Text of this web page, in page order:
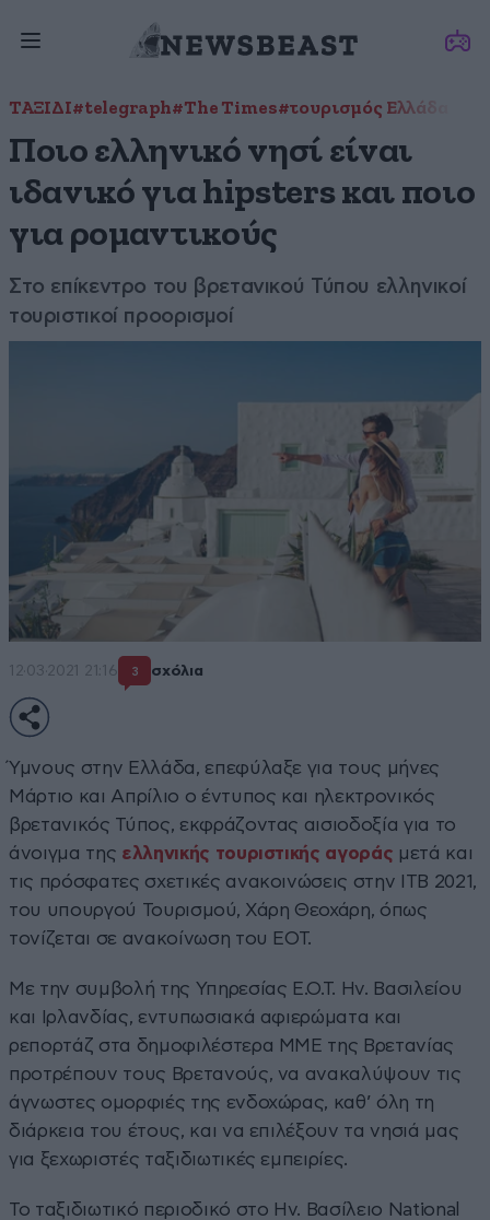
ΤΑΞΙΔΙ#telegraph#The Times#τουρισμός Ελλάδα
Ποιο ελληνικό νησί είναι
ιδανικό για hipsters και ποιο
για ρομαντικούς
Στο επίκεντρο του βρετανικού Τύπου ελληνικοί
τουριστικοί προορισμοί
12·03·2021 21:16 3 σχόλια
Ύμνους στην Ελλάδα, επεφύλαξε για τους μήνες
Μάρτιο και Απρίλιο ο έντυπος και ηλεκτρονικός
βρετανικός Τύπος, εκφράζοντας αισιοδοξία για το
άνοιγμα της ελληνικής τουριστικής αγοράς μετά και
τις πρόσφατες σχετικές ανακοινώσεις στην ΙΤΒ 2021,
του υπουργού Τουρισμού, Χάρη Θεοχάρη, όπως
τονίζεται σε ανακοίνωση του ΕΟΤ.
Με την συμβολή της Υπηρεσίας Ε.Ο.Τ. Ην. Βασιλείου
και Ιρλανδίας, εντυπωσιακά αφιερώματα και
ρεπορτάζ στα δημοφιλέστερα ΜΜΕ της Βρετανίας
προτρέπουν τους Βρετανούς, να ανακαλύψουν τις
άγνωστες ομορφιές της ενδοχώρας, καθ’ όλη τη
διάρκεια του έτους, και να επιλέξουν τα νησιά μας
για ξεχωριστές ταξιδιωτικές εμπειρίες.
Το ταξιδιωτικό περιοδικό στο Ην. Βασίλειο National